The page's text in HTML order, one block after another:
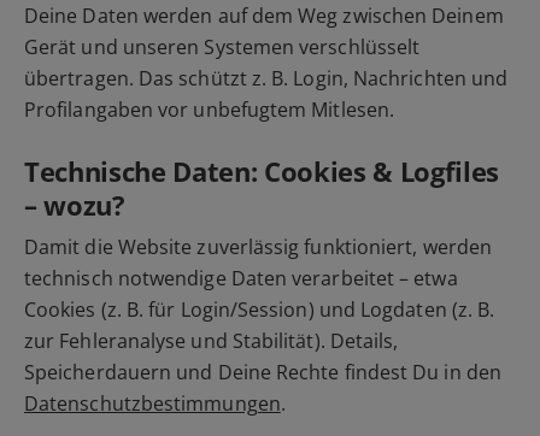
Deine Daten werden auf dem Weg zwischen Deinem
Gerät und unseren Systemen verschlüsselt
übertragen. Das schützt z. B. Login, Nachrichten und
Profilangaben vor unbefugtem Mitlesen.
Technische Daten: Cookies & Logfiles
– wozu?
Damit die Website zuverlässig funktioniert, werden
technisch notwendige Daten verarbeitet – etwa
Cookies (z. B. für Login/Session) und Logdaten (z. B.
zur Fehleranalyse und Stabilität). Details,
Speicherdauern und Deine Rechte findest Du in den
Datenschutzbestimmungen.